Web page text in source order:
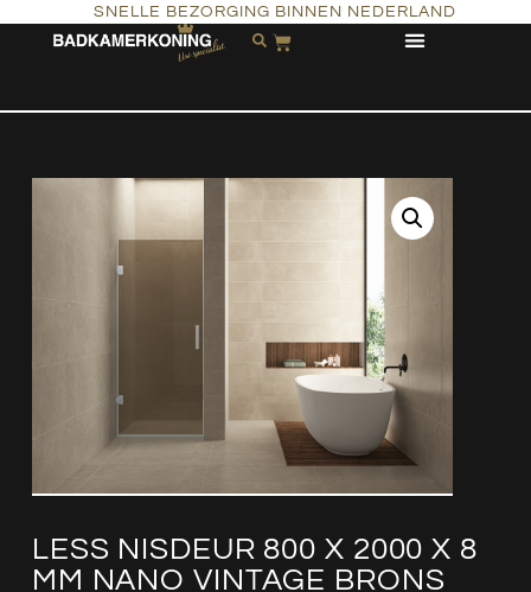
SNELLE BEZORGING BINNEN NEDERLAND
LESS NISDEUR 800 X 2000 X 8
MM NANO VINTAGE BRONS